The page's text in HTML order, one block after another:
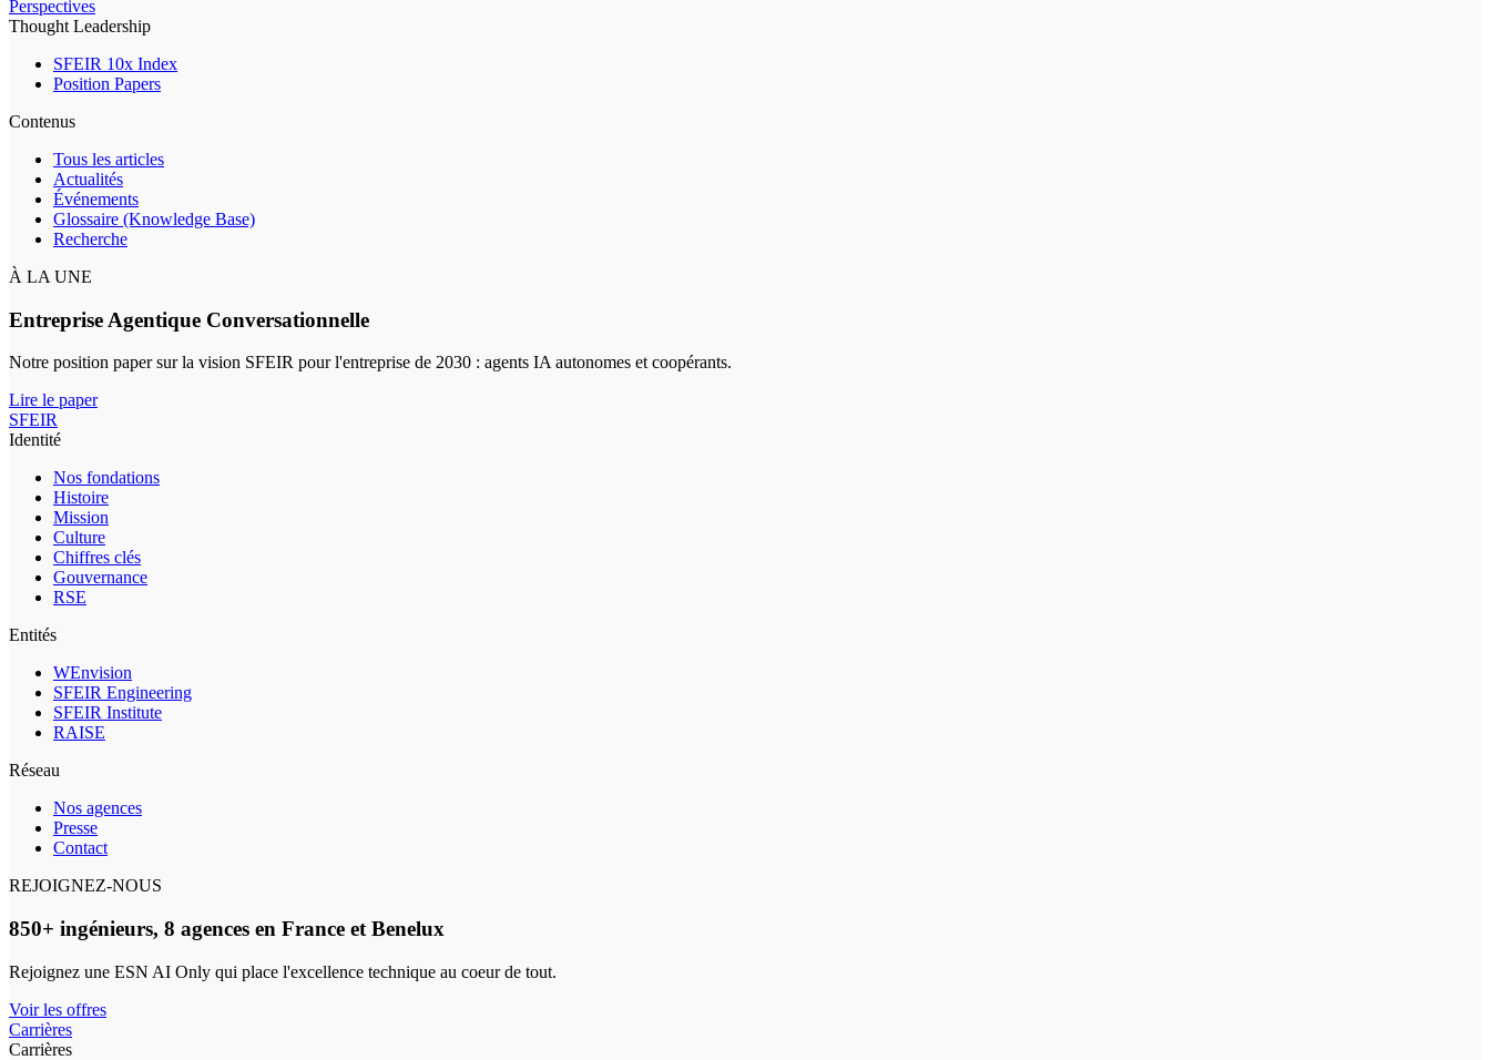
Perspectives
Thought Leadership
SFEIR 10x Index
Position Papers
Contenus
Tous les articles
Actualités
Événements
Glossaire (Knowledge Base)
Recherche
À LA UNE
Entreprise Agentique Conversationnelle
Notre position paper sur la vision SFEIR pour l'entreprise de 2030 : agents IA autonomes et coopérants.
Lire le paper
SFEIR
Identité
Nos fondations
Histoire
Mission
Culture
Chiffres clés
Gouvernance
RSE
Entités
WEnvision
SFEIR Engineering
SFEIR Institute
RAISE
Réseau
Nos agences
Presse
Contact
REJOIGNEZ-NOUS
850+ ingénieurs, 8 agences en France et Benelux
Rejoignez une ESN AI Only qui place l'excellence technique au coeur de tout.
Voir les offres
Carrières
Carrières